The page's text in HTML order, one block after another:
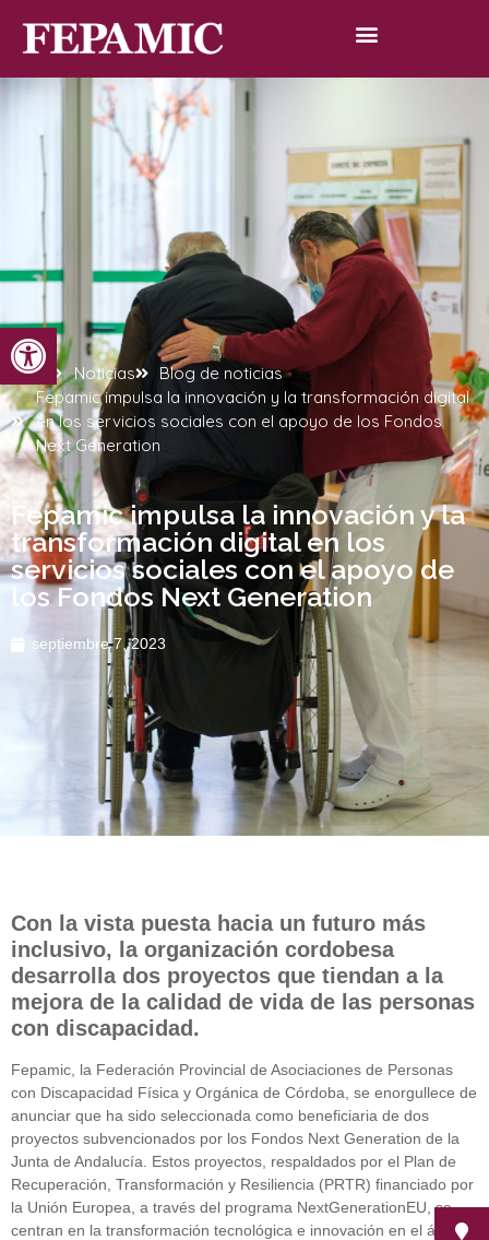
Abrir barra de herramientas
Inicio Noticias
Blog de noticias
Fepamic impulsa la innovación y la transformación digital
en los servicios sociales con el apoyo de los Fondos
Next Generation
Fepamic impulsa la innovación y la
transformación digital en los
servicios sociales con el apoyo de
los Fondos Next Generation
septiembre 7, 2023
Con la vista puesta hacia un futuro más
inclusivo, la organización cordobesa
desarrolla dos proyectos que tiendan a la
mejora de la calidad de vida de las personas
con discapacidad.
Fepamic, la Federación Provincial de Asociaciones de Personas
con Discapacidad Física y Orgánica de Córdoba, se enorgullece de
anunciar que ha sido seleccionada como beneficiaria de dos
proyectos subvencionados por los Fondos Next Generation de la
Junta de Andalucía. Estos proyectos, respaldados por el Plan de
Recuperación, Transformación y Resiliencia (PRTR) financiado por
la Unión Europea, a través del programa NextGenerationEU, se
centran en la transformación tecnológica e innovación en el ámbito